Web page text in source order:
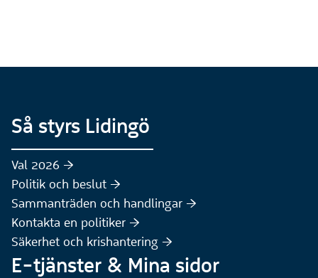
Så styrs Lidingö
Val 2026 :höger:
Politik och beslut :höger:
Sammanträden och handlingar :höger:
Kontakta en politiker :höger:
Säkerhet och krishantering :höger:
E-tjänster & Mina sidor